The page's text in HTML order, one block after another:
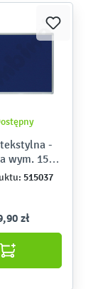
-
wym. 150 x
cm515037
zł